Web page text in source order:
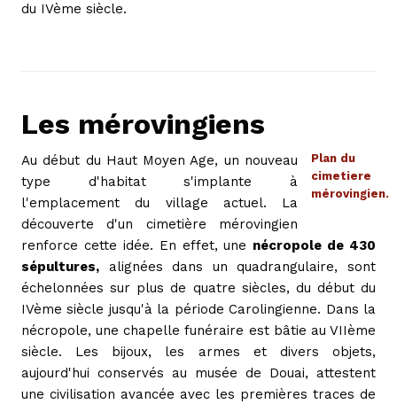
du IVème siècle.
Les mérovingiens
Plan du
cimetiere
mérovingien.
Au début du Haut Moyen Age, un nouveau
type d'habitat s'implante à
l'emplacement du village actuel. La
découverte d'un cimetière mérovingien
renforce cette idée. En effet, une nécropole de 430
sépultures, alignées dans un quadrangulaire, sont
échelonnées sur plus de quatre siècles, du début du
IVème siècle jusqu'à la période Carolingienne. Dans la
nécropole, une chapelle funéraire est bâtie au VIIème
siècle. Les bijoux, les armes et divers objets,
aujourd'hui conservés au musée de Douai, attestent
une civilisation avancée avec les premières traces de